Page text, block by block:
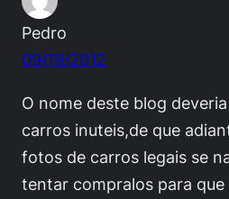
Pedro
09/19/2012
O nome deste blog
carros inuteis,de que
fotos de carros legais se
tentar compralos para que